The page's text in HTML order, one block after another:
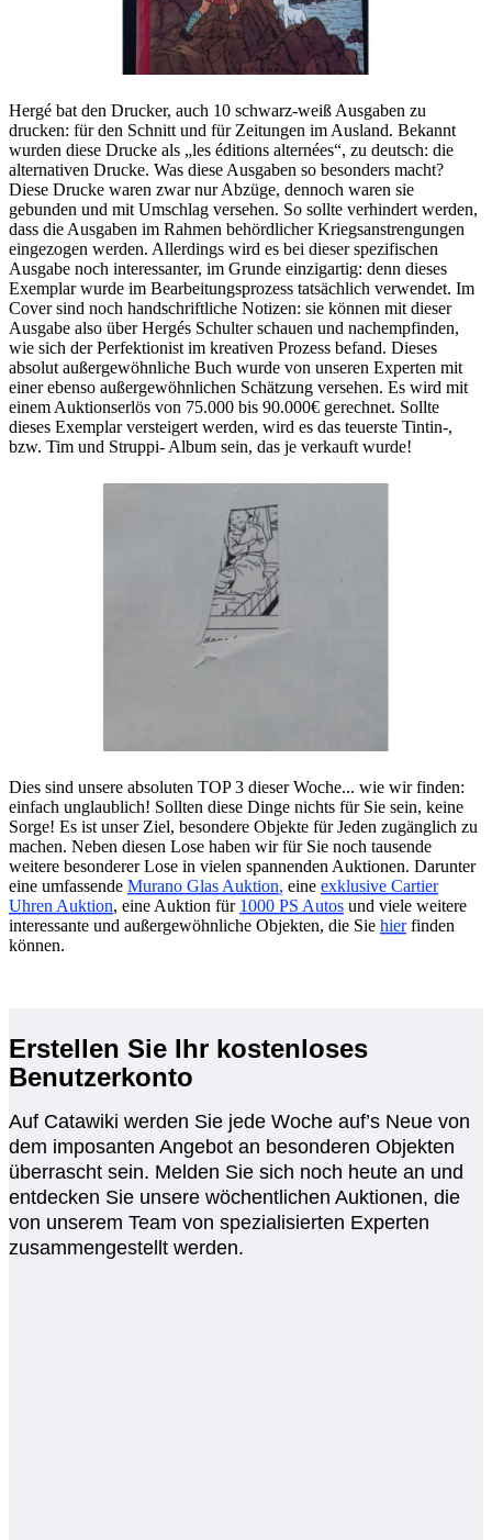
Hergé bat den Drucker, auch 10 schwarz-weiß Ausgaben zu
drucken: für den Schnitt und für Zeitungen im Ausland. Bekannt
wurden diese Drucke als „les éditions alternées“, zu deutsch: die
alternativen Drucke. Was diese Ausgaben so besonders macht?
Diese Drucke waren zwar nur Abzüge, dennoch waren sie
gebunden und mit Umschlag versehen. So sollte verhindert werden,
dass die Ausgaben im Rahmen behördlicher Kriegsanstrengungen
eingezogen werden. Allerdings wird es bei dieser spezifischen
Ausgabe noch interessanter, im Grunde einzigartig: denn dieses
Exemplar wurde im Bearbeitungsprozess tatsächlich verwendet. Im
Cover sind noch handschriftliche Notizen: sie können mit dieser
Ausgabe also über Hergés Schulter schauen und nachempfinden,
wie sich der Perfektionist im kreativen Prozess befand. Dieses
absolut außergewöhnliche Buch wurde von unseren Experten mit
einer ebenso außergewöhnlichen Schätzung versehen. Es wird mit
einem Auktionserlös von 75.000 bis 90.000€ gerechnet. Sollte
dieses Exemplar versteigert werden, wird es das teuerste Tintin-,
bzw. Tim und Struppi- Album sein, das je verkauft wurde!
Dies sind unsere absoluten TOP 3 dieser Woche... wie wir finden:
einfach unglaublich! Sollten diese Dinge nichts für Sie sein, keine
Sorge! Es ist unser Ziel, besondere Objekte für Jeden zugänglich zu
machen. Neben diesen Lose haben wir für Sie noch tausende
weitere besonderer Lose in vielen spannenden Auktionen. Darunter
eine umfassende Murano Glas Auktion, eine exklusive Cartier
Uhren Auktion, eine Auktion für 1000 PS Autos und viele weitere
interessante und außergewöhnliche Objekten, die Sie hierfinden
können.
Erstellen Sie Ihr kostenloses
Benutzerkonto
Auf Catawiki werden Sie jede Woche auf’s Neue von
dem imposanten Angebot an besonderen Objekten
überrascht sein. Melden Sie sich noch heute an und
entdecken Sie unsere wöchentlichen Auktionen, die
von unserem Team von spezialisierten Experten
zusammengestellt werden.